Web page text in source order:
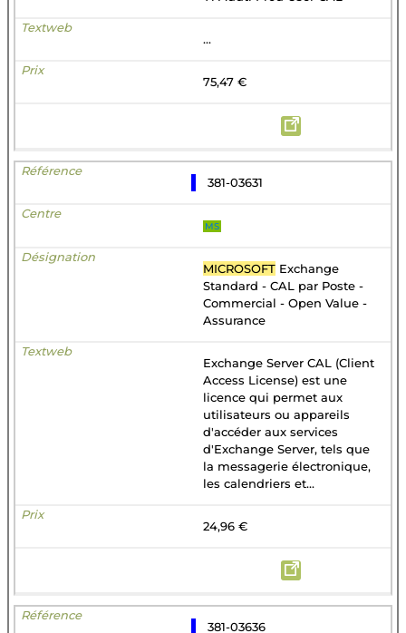
...
75,47 €
381-03631
MS
MICROSOFT Exchange
Standard - CAL par Poste -
Commercial - Open Value -
Assurance
Exchange Server CAL (Client
Access License) est une
licence qui permet aux
utilisateurs ou appareils
d'accéder aux services
d'Exchange Server, tels que
la messagerie électronique,
les calendriers et...
24,96 €
381-03636